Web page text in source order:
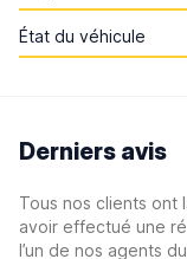
État du véhicule
Derniers avis
Tous nos clients ont
avoir effectué une
l’un de nos agents